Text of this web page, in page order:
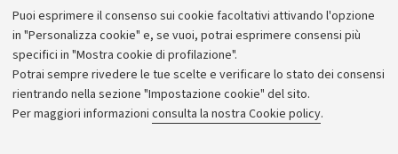
Puoi esprimere il consenso sui cookie facoltativi attivando l'opzione
in "Personalizza cookie" e, se vuoi, potrai esprimere consensi più
specifici in "Mostra cookie di profilazione".
Potrai sempre rivedere le tue scelte e verificare lo stato dei consensi
rientrando nella sezione "Impostazione cookie" del sito.
Per maggiori informazioni consulta la nostra Cookie policy.
Archivio
Comunicati stampa
Redazione
Rassegna stampa